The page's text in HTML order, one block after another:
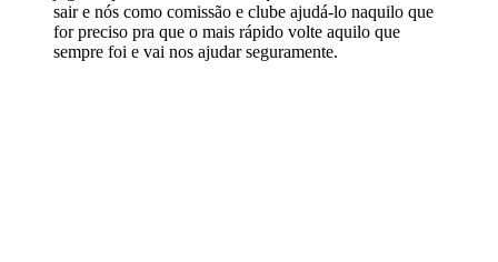
sair e nós como comissão e clube ajudá-lo naquilo que
for preciso pra que o mais rápido volte aquilo que
sempre foi e vai nos ajudar seguramente.